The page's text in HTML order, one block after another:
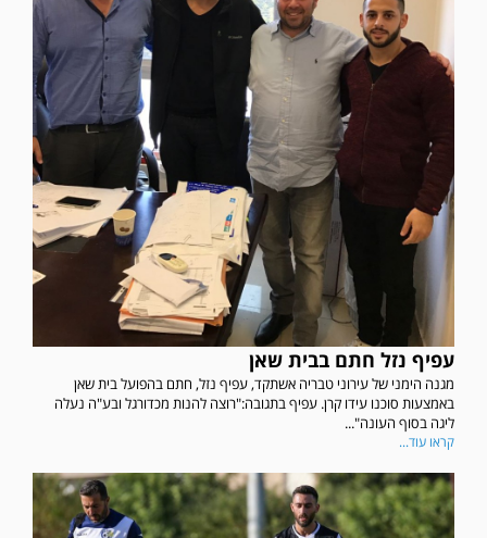
עפיף נזל חתם בבית שאן
מגנה הימני של עירוני טבריה אשתקד, עפיף נזל, חתם בהפועל בית שאן
באמצעות סוכנו עידו קרן. עפיף בתגובה:"רוצה להנות מכדורגל ובע"ה נעלה
ליגה בסוף העונה"...
קראו עוד...